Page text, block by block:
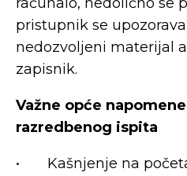
pristupnik se
nedozvoljeni materijal
zapisnik.
Važne opće
razredbenog ispita
• Kašnjenje na